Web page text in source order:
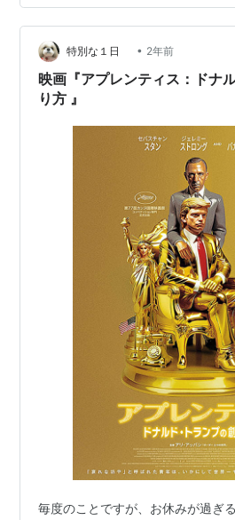
ための3つのルールについて簡単
撃、攻撃 ・ルール2 非を絶対に認
を主張し続けろ（『アプレンティ
の創り方』公式サイトより） トラ
となっていくが、や…
特別な１日 • 2年前
映画『アプレンティス：ドナ
り方 』
毎度のことですが、お休みが過ぎ